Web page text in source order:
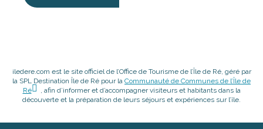
iledere.com est le site officiel de l’Office de Tourisme de l’Île de Ré, géré par
la SPL Destination Île de Ré pour la Communauté de Communes de l’Île de
Ré
, afin d’informer et d’accompagner visiteurs et habitants dans la
découverte et la préparation de leurs séjours et expériences sur l’île.